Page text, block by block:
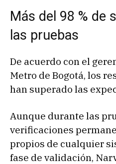
Más del 98 % de
las pruebas
De acuerdo con el
Metro de Bogotá, los
han superado las
Aunque durante las
verificaciones
propios de cualquier
fase de validación,